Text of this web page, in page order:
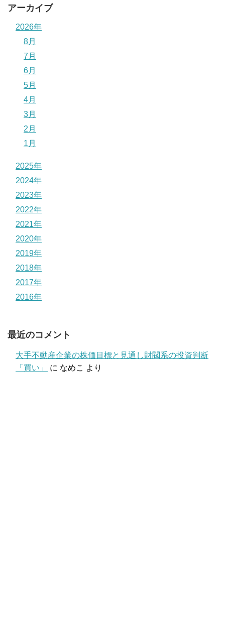
アーカイブ
2026年
8月
7月
6月
5月
4月
3月
2月
1月
2025年
2024年
2023年
2022年
2021年
2020年
2019年
2018年
2017年
2016年
最近のコメント
大手不動産企業の株価目標と見通し財閥系の投資判断
「買い」
に なめこ より